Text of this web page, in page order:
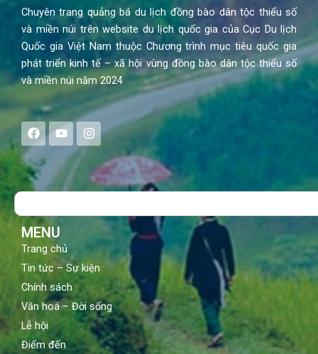
Chuyên trang quảng bá du lịch đồng bào dân tộc thiểu số
và miền núi trên website du lịch quốc gia của Cục Du lịch
Quốc gia Việt Nam thuộc Chương trình mục tiêu quốc gia
phát triển kinh tế – xã hội vùng đồng bào dân tộc thiểu số
và miền núi năm 2024
F
a
c
e
b
o
Y
o
u
t
u
b
I
n
s
a
g
Search
MENU
Trang chủ
Tin tức – Sự kiện
Chính sách
Văn hoá – Đời sống
Lễ hội
Điểm đến